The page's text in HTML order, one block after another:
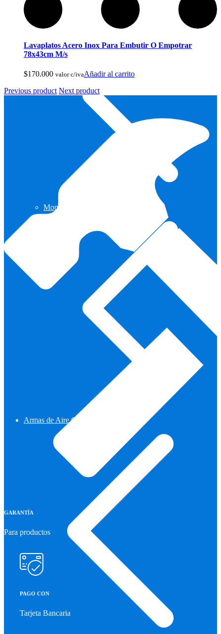
Monturas para Caballo
Armas de Aire Comprimido
Lavaplatos Acero Inox Para Embutir O Empotrar
78x43cm M/s
$170.000 valor c/ivaAñadir al carrito
Previous product Next product
GARANTÍA
Para productos
PAGO CON
Tarjeta Bancaria